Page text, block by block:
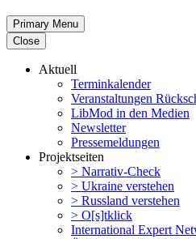
Primary Menu
Close
Aktuell
Termin­ka­lender
Veran­stal­tungen
LibMod in den Medien
Newsletter
Presse­mel­dungen
Projekt­seiten
> Narrativ-Check
> Ukraine verstehen
> Russland verstehen
> O[s]tklick
Inter­na­tional Expert